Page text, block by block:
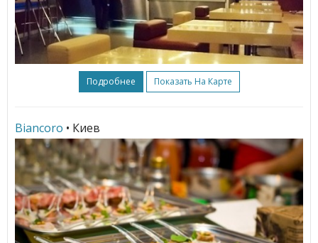
Подробнее Показать На Карте
Biancoro • Киев